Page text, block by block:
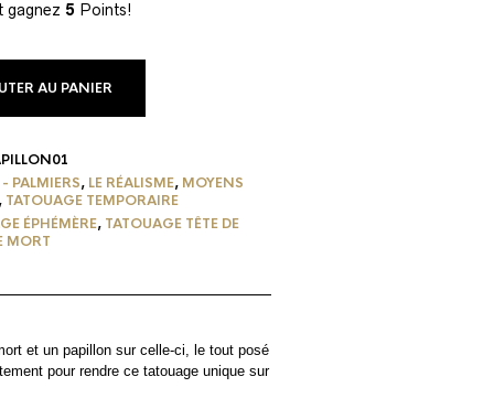
gagnez 5 Points!
AU PANIER
- PALMIERS, LE RÉALISME, MOYENS
TATOUAGE TEMPORAIRE
ÉPHÉMÈRE, TATOUAGE TÊTE DE
MORT
et un papillon sur celle-ci, le tout posé
pour rendre ce tatouage unique sur